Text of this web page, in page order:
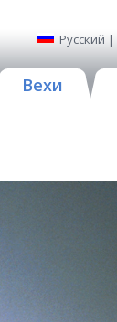
Русский |
Вехи